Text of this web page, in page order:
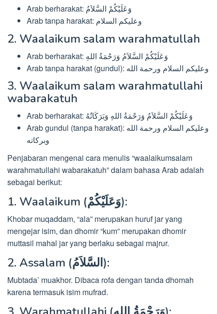
Arab berharakat: وَعَلَيْكُمْ السَّلاَمُ
Arab tanpa harakat: وعليكم السلام
2. Waalaikum salam warahmatullah
Arab berharakat: وَعَلَيْكُمْ السَّلاَمُ وَرَحْمَةُ اللهِ
Arab tanpa harakat (gundul): وعليكم السلام ورحمة الله
3. Waalaikum salam warahmatullahi
wabarakatuh
Arab berharakat: وَعَلَيْكُمْ السَّلاَمُ وَرَحْمَةُ اللهِ وَبَرَكَاتُهُ
Arab gundul (tanpa harakat): وعليكم السلام ورحمة الله
وبركاته
Penjabaran mengenai cara menulis “waalaikumsalam
warahmatullahi wabarakatuh” dalam bahasa Arab adalah
sebagai berikut:
1. Waalaikum (وَعَلَيْكُمْ):
Khobar muqaddam, “ala” merupakan huruf jar yang
mengejar isim, dan dhomir “kum” merupakan dhomir
muttasil mahal jar yang berlaku sebagai majrur.
2. Assalam (السَّلاَمُ):
Mubtada’ muakhor. Dibaca rofa dengan tanda dhomah
karena termasuk isim mufrad.